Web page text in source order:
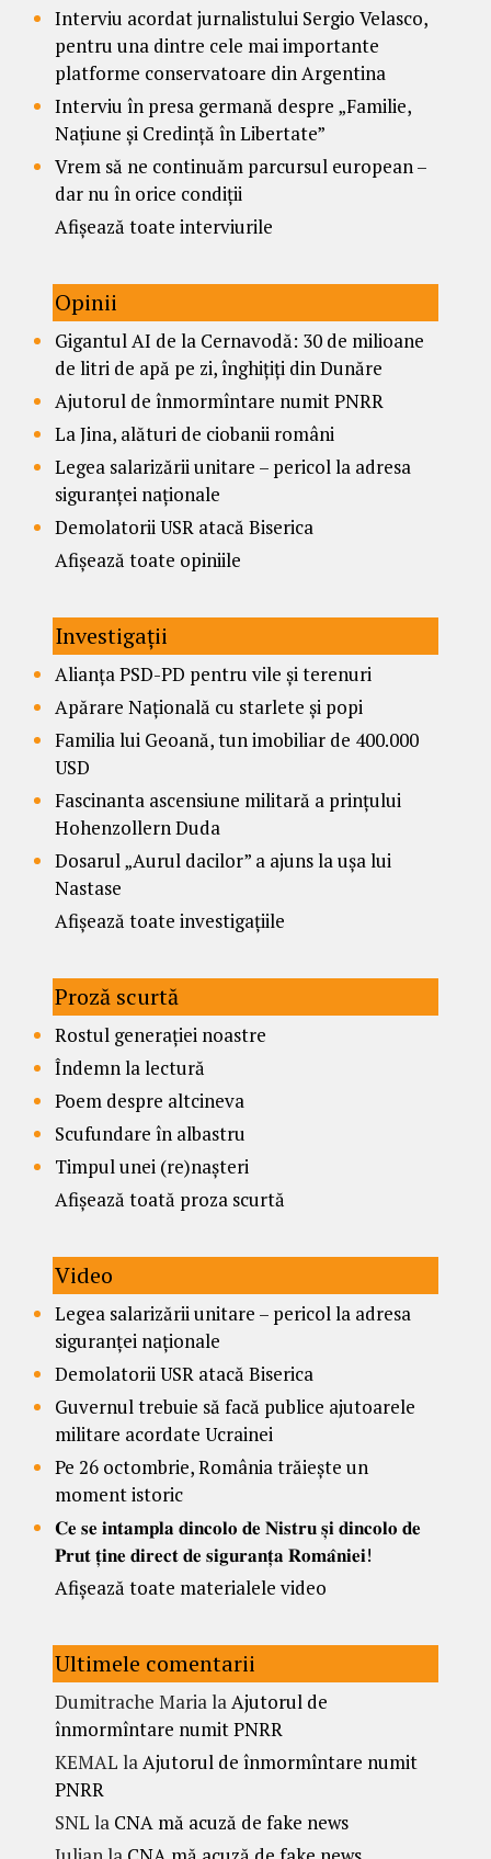
Interviu acordat jurnalistului Sergio Velasco,
pentru una dintre cele mai importante
platforme conservatoare din Argentina
Interviu în presa germană despre „Familie,
Națiune și Credință în Libertate”
Vrem să ne continuăm parcursul european –
dar nu în orice condiții
Afișează toate interviurile
Opinii
Gigantul AI de la Cernavodă: 30 de milioane
de litri de apă pe zi, înghițiți din Dunăre
Ajutorul de înmormîntare numit PNRR
La Jina, alături de ciobanii români
Legea salarizării unitare – pericol la adresa
siguranței naționale
Demolatorii USR atacă Biserica
Afișează toate opiniile
Investigații
Alianța PSD-PD pentru vile și terenuri
Apărare Națională cu starlete și popi
Familia lui Geoană, tun imobiliar de 400.000
USD
Fascinanta ascensiune militară a prințului
Hohenzollern Duda
Dosarul „Aurul dacilor” a ajuns la ușa lui
Nastase
Afișează toate investigațiile
Proză scurtă
Rostul generației noastre
Îndemn la lectură
Poem despre altcineva
Scufundare în albastru
Timpul unei (re)nașteri
Afișează toată proza scurtă
Video
Legea salarizării unitare – pericol la adresa
siguranței naționale
Demolatorii USR atacă Biserica
Guvernul trebuie să facă publice ajutoarele
militare acordate Ucrainei
Pe 26 octombrie, România trăiește un
moment istoric
𝐂𝐞 𝐬𝐞 𝐢𝐧𝐭𝐚𝐦𝐩𝐥𝐚 𝐝𝐢𝐧𝐜𝐨𝐥𝐨 𝐝𝐞 𝐍𝐢𝐬𝐭𝐫𝐮 𝐬̦𝐢 𝐝𝐢𝐧𝐜𝐨𝐥𝐨 𝐝𝐞
𝐏𝐫𝐮𝐭 𝐭̦𝐢𝐧𝐞 𝐝𝐢𝐫𝐞𝐜𝐭 𝐝𝐞 𝐬𝐢𝐠𝐮𝐫𝐚𝐧𝐭̦𝐚 𝐑𝐨𝐦𝐚̂𝐧𝐢𝐞𝐢!
Afișează toate materialele video
Ultimele comentarii
Dumitrache MarialaAjutorul de
înmormîntare numit PNRR
KEMAL laAjutorul de înmormîntare numit
PNRR
SNL la CNA mă acuză de fake news